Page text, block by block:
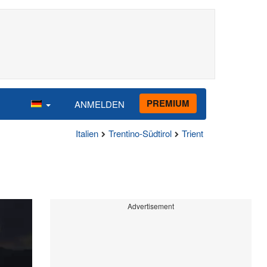
ANMELDEN PREMIUM
Italien Trentino-Südtirol Trient
Advertisement